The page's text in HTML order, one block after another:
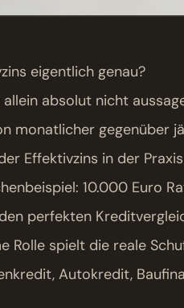
eigentlich genau?
allein absolut nicht
monatlicher gegenüber
Effektivzins in der
10.000 Euro
perfekten
Rolle spielt die reale
Autokredit,